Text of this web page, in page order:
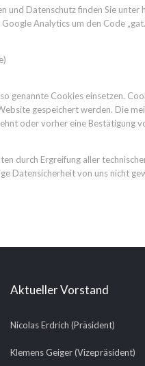
und Datenschutz finden Sie
Analytics um den Code
genannte Cookies einsetzen.
gespeichert werden. Die
oder vorher eine Bestätigung
durch Ergreifung aller
Datensicherheit von uns nicht
Aktueller Vorstand
Nicolas Erdrich (Präsident)
Klemens Geiger (Vizepräsident)